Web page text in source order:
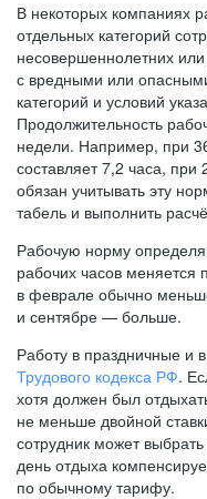
В некоторых компаниях
отдельных категорий
несовершеннолетних
с вредными или
категорий и условий
Продолжительность
недели. Например, при
составляет 7,2 часа, при
обязан учитывать эту
табель и выполнить
Рабочую норму
рабочих часов
в феврале обычно
и сентябре — больше.
Работу в праздничные и
Трудового кодекса РФ.
хотя должен был
не меньше двойной
сотрудник может
день отдыха
по обычному тарифу.